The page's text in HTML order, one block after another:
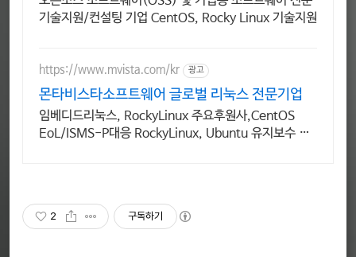
기술지원/컨설팅 기업 CentOS, Rocky Linux 기술지원
https://www.mvista.com/kr 광고
몬타비스타소프트웨어 글로벌 리눅스 전문기업
임베디드리눅스, RockyLinux 주요후원사,CentOS
EoL/ISMS-P대응 RockyLinux, Ubuntu 유지보수 및
2 구독하기